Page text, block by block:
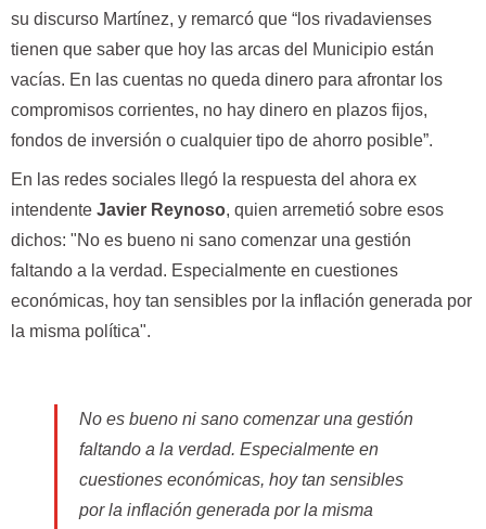
su discurso Martínez, y remarcó que “los rivadavienses
tienen que saber que hoy las arcas del Municipio están
vacías. En las cuentas no queda dinero para afrontar los
compromisos corrientes, no hay dinero en plazos fijos,
fondos de inversión o cualquier tipo de ahorro posible”.
En las redes sociales llegó la respuesta del ahora ex
intendente Javier Reynoso, quien arremetió sobre esos
dichos: "No es bueno ni sano comenzar una gestión
faltando a la verdad. Especialmente en cuestiones
económicas, hoy tan sensibles por la inflación generada por
la misma política".
No es bueno ni sano comenzar una gestión
faltando a la verdad. Especialmente en
cuestiones económicas, hoy tan sensibles
por la inflación generada por la misma